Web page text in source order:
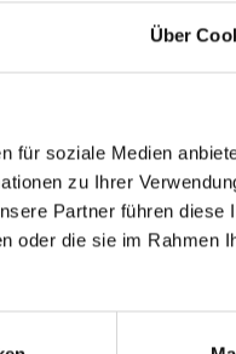
Über
für soziale Medien
zu Ihrer
Partner führen diese
oder die sie im Rahmen
Artikel-Nr.:WP13506
Auf Lager: Bei Dir in 2- 5
Einzelversand